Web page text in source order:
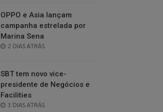
OPPO e Asia lançam
campanha estrelada por
Marina Sena
POSTED
2 DIAS ATRÁS
SBT tem novo vice-
presidente de Negócios e
Facilities
POSTED
3 DIAS ATRÁS